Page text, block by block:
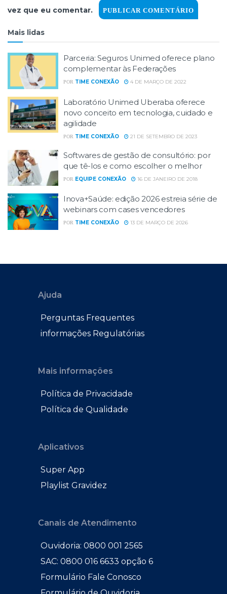
vez que eu comentar.
Mais lidas
Parceria: Seguros Unimed oferece plano
complementar às Federações
POR TIME CONEXÃO 4 DE MARÇO DE 2022
Laboratório Unimed Uberaba oferece
novo conceito em tecnologia, cuidado e
agilidade
POR TIME CONEXÃO 21 DE SETEMBRO DE 2023
Softwares de gestão de consultório: por
que tê-los e como escolher o melhor
POR EQUIPE CONEXÃO 16 DE JANEIRO DE 2018
Inova+Saúde: edição 2026 estreia série de
webinars com cases vencedores
POR TIME CONEXÃO 13 DE MARÇO DE 2026
Ajuda
Perguntas Frequentes
informações Regulatórias
Mais informações
Política de Privacidade
Política de Qualidade
Aplicativos
Super App
Playlist Gravidez
Canais de Atendimento
Ouvidoria: 0800 001 2565
SAC: 0800 016 6633 opção 6
Formulário Fale Conosco